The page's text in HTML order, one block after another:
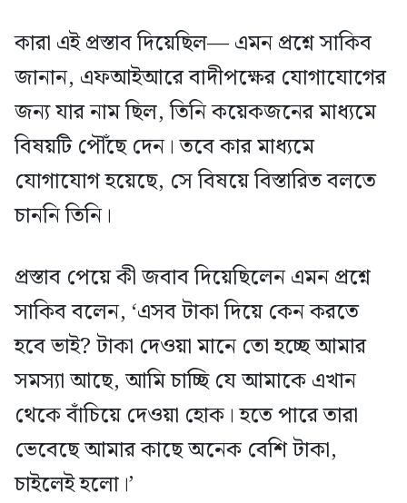
কারা এই প্রস্তাব দিয়েছিল— এমন প্রশ্নে সাকিব
জানান, এফআইআরে বাদীপক্ষের যোগাযোগের
জন্য যার নাম ছিল, তিনি কয়েকজনের মাধ্যমে
বিষয়টি পৌঁছে দেন। তবে কার মাধ্যমে
যোগাযোগ হয়েছে, সে বিষয়ে বিস্তারিত বলতে
চাননি তিনি।
প্রস্তাব পেয়ে কী জবাব দিয়েছিলেন এমন প্রশ্নে
সাকিব বলেন, ‘এসব টাকা দিয়ে কেন করতে
হবে ভাই? টাকা দেওয়া মানে তো হচ্ছে আমার
সমস্যা আছে, আমি চাচ্ছি যে আমাকে এখান
থেকে বাঁচিয়ে দেওয়া হোক। হতে পারে তারা
ভেবেছে আমার কাছে অনেক বেশি টাকা,
চাইলেই হলো।’